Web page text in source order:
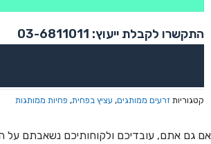
התקשרו לקבלת ייעוץ: 03-6811011
קטגוריות זרעים ממותגים, עציץ בפחית, פחיות ממותגות
אם גם אתם, עובדיכם ולקוחותיכם נשאבתם על